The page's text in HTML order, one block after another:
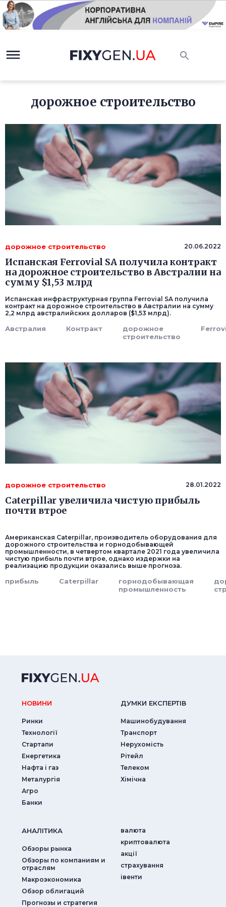
дорожное строительство
дорожное строительство 20.06.2022
Испанская Ferrovial SA получила контракт
на дорожное строительство в Австралии на
сумму $1,53 млрд
Испанская инфраструктурная группа Ferrovial SA получила
контракт на дорожное строительство в Австралии на сумму
2,2 млрд австралийских долларов ($1,53 млрд).
Австралия Контракт
дорожное
строительство
дорожное строительство 28.01.2022
Caterpillar увеличила чистую прибыль
почти втрое
Американская Caterpillar, производитель оборудования для
дорожного строительства и горнодобывающей
промышленности, в четвертом квартале 2021 года увеличила
чистую прибыль почти втрое, однако издержки на
реализацию продукции оказались выше прогноза.
прибыль Caterpillar
горнодобывающая
промышленность
НОВИНИ
Ринки
Технології
Стартапи
Енергетика
Нафта і газ
Металургія
Агро
Банки
ДУМКИ ЕКСПЕРТIВ
Машинобудування
Транспорт
Нерухомість
Рітейл
Телеком
Хімічна
АНАЛIТИКА
Обзоры рынка
Обзоры по компаниям и
отраслям
Макроэкономика
Обзор облигаций
Прогнозы и стратегия
валюта
криптовалюта
акції
страхування
iвенти